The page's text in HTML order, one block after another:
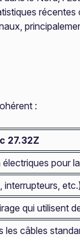
récentes
:
27.32Z
pour
qui utilisent
les câbles